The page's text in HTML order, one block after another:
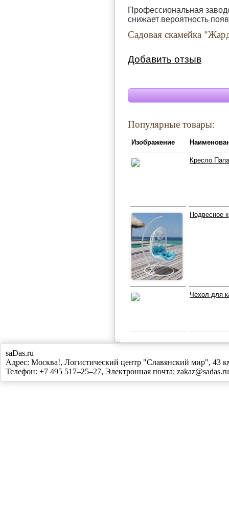
Профессиональная
снижает вероятность
Садовая скамейка
Добавить отзыв
Популярные товары:
Изображение
Кресло
Подвесное
Чехол для
saDas.ru
Адрес: Москва!, Логистический центр "Славянский мир",
Телефон: +7 495 517–25–27, Электронная почта: zakaz@sadas.ru